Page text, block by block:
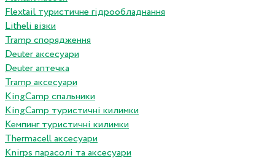
Flextail туристичне гідрообладнання
Litheli візки
Tramp спорядження
Deuter аксесуари
Deuter аптечка
Tramp аксесуари
KingCamp спальники
KingCamp туристичні килимки
Кемпинг туристичні килимки
Thermacell аксесуари
Knirps парасолі та аксесуари